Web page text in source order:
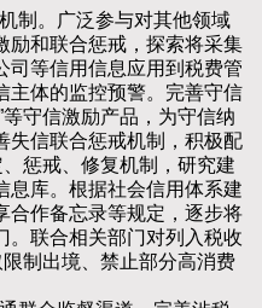
。广泛参与对其他领域
励和联合惩戒，探索将采集
司等信用信息应用到税费管
主体的监控预警。完善守信
守信激励产品，为守信纳
失信联合惩戒机制，积极配
惩戒、修复机制，研究建
息库。根据社会信用体系建
合作备忘录等规定，逐步将
。联合相关部门对列入税收
制出境、禁止部分高消费